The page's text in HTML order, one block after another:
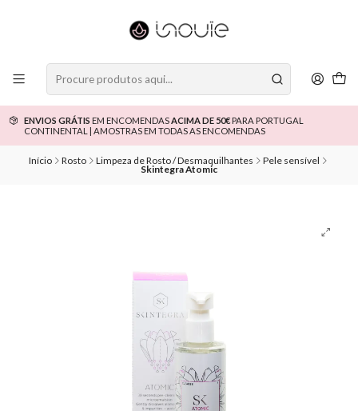
ENVIOS GRÁTIS EM ENCOMENDASACIMA DE 50€PARA PORTUGAL
CONTINENTAL | AMOSTRAS EM TODAS AS ENCOMENDAS
Início Rosto Limpeza de Rosto / Desmaquilhantes Pele sensível
Skintegra Atomic